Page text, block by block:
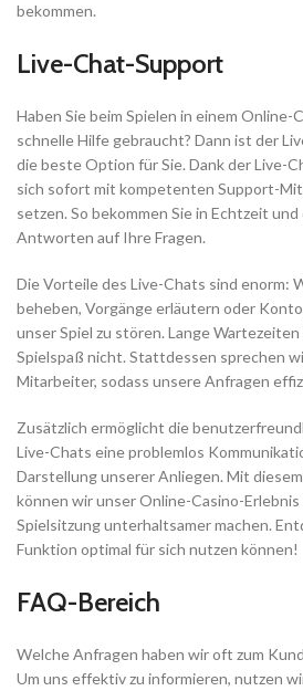
bekommen.
Live-Chat-Support
Haben Sie beim Spielen in einem Online-
schnelle Hilfe gebraucht? Dann ist der
die beste Option für Sie. Dank der Live-
sich sofort mit kompetenten Support-
setzen. So bekommen Sie in Echtzeit
Antworten auf Ihre Fragen.
Die Vorteile des Live-Chats sind enorm:
beheben, Vorgänge erläutern oder
unser Spiel zu stören. Lange
Spielspaß nicht. Stattdessen sprechen
Mitarbeiter, sodass unsere Anfragen
Zusätzlich ermöglicht die
Live-Chats eine problemlos
Darstellung unserer Anliegen. Mit
können wir unser Online-Casino-
Spielsitzung unterhaltsamer machen.
Funktion optimal für sich nutzen können!
FAQ-Bereich
Welche Anfragen haben wir oft zum
Um uns effektiv zu informieren, nutzen